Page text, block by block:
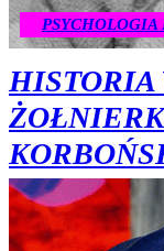
PSYCHOLOGIA
HISTORIA